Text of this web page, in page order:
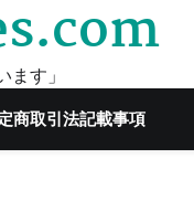
す」
商取引法記載事項